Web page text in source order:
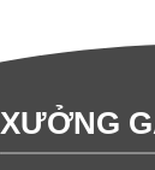
XƯỞNG